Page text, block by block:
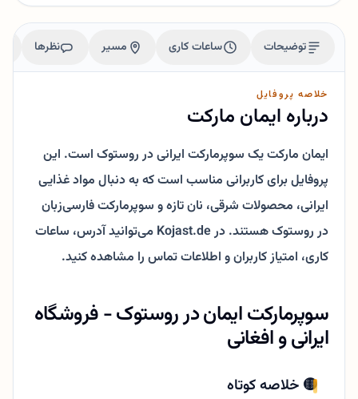
توضیحات ساعات کاری مسیر نظرها
خلاصه پروفایل
درباره ایمان مارکت
ایمان مارکت یک سوپرمارکت ایرانی در روستوک است. این
پروفایل برای کاربرانی مناسب است که به دنبال مواد غذایی
ایرانی، محصولات شرقی، نان تازه و سوپرمارکت فارسی‌زبان
در روستوک هستند. در Kojast.de می‌توانید آدرس، ساعات
کاری، امتیاز کاربران و اطلاعات تماس را مشاهده کنید.
سوپرمارکت ایمان در روستوک - فروشگاه
ایرانی و افغانی
🟡 خلاصه کوتاه